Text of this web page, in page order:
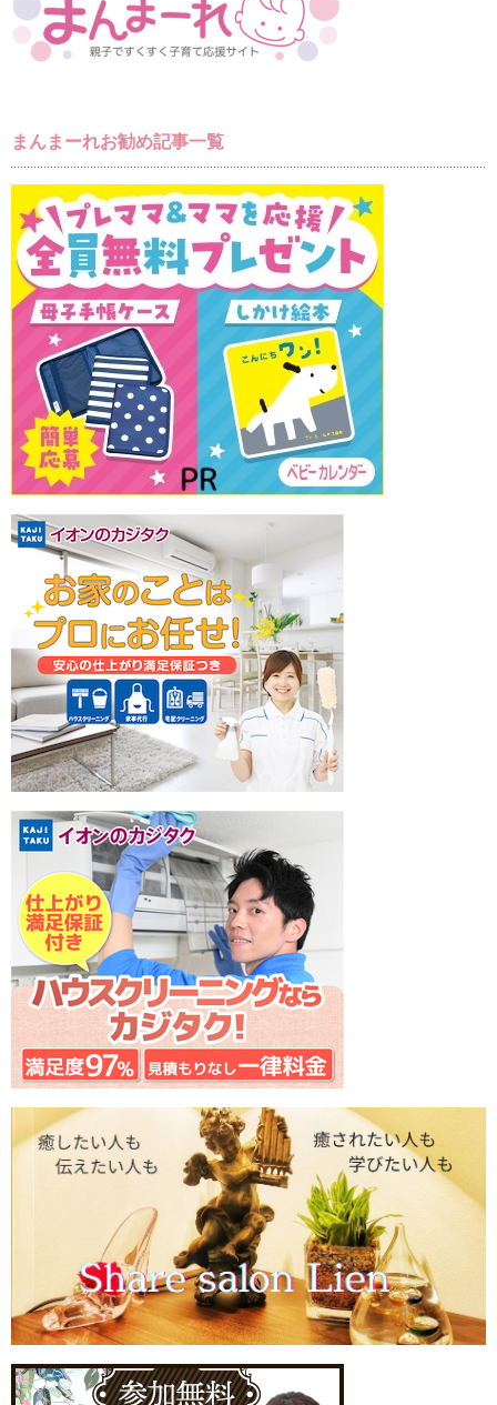
まんまーれお勧め記事一覧